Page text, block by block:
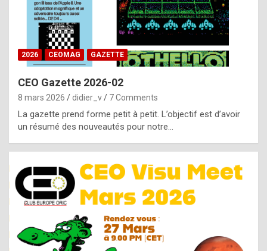
b
e
b
y
g
e
n
u
i
n
e
R
o
2026 CEOMAG GAZETTE
CEO Gazette 2026-02
8 mars 2026 didier_v 7 Comments
La gazette prend forme petit à petit. L’objectif est d’avoir
un résumé des nouveautés pour notre…